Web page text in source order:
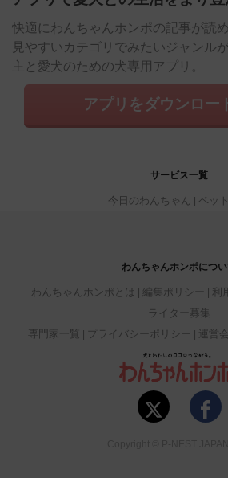
快適にわんちゃんホンポの記事が読め
見やすいカテゴリでみたいジャンル
主と愛犬のための犬専用アプリ。
アプリをダウンロー
サービス一覧
今日のわんちゃん ペッ
わんちゃんホンポにつ
わんちゃんホンポとは 編集ポリシー 利
ライター募集
専門家一覧
プライバシーポリシー 運営会